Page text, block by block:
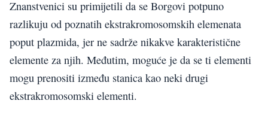
Znanstvenici su primijetili da se Borgovi potpuno
razlikuju od poznatih ekstrakromosomskih elemenata
poput plazmida, jer ne sadrže nikakve karakteristične
elemente za njih. Međutim, moguće je da se ti elementi
mogu prenositi između stanica kao neki drugi
ekstrakromosomski elementi.